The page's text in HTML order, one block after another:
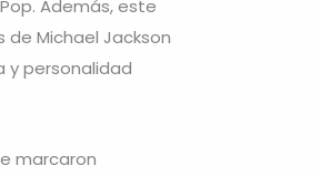
Además, este
Michael Jackson
y personalidad
marcaron